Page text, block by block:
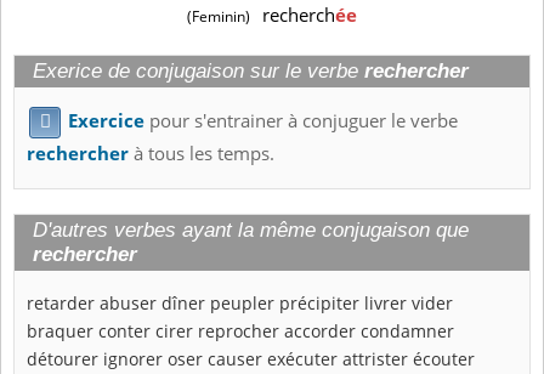
(Feminin) recherchée
Exerice de conjugaison sur le verbe rechercher
 Exercice pour s'entrainer à conjuguer le verbe
rechercherà tous les temps.
D'autres verbes ayant la même conjugaison que
rechercher
retarder abuser dîner peupler précipiter livrer vider
braquer conter cirer reprocher accorder condamner
détourer ignorer oser causer exécuter attrister écouter